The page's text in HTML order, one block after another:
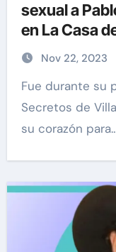
sexual a
en La Casa
Nov 22, 2023
Fue durante su participación en el reality show
Secretos de
su corazón